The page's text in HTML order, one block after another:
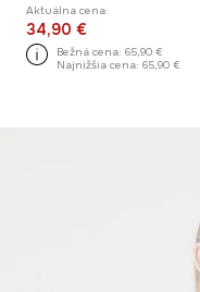
Aktuálna cena:
34,90 €
Bežná cena: 65,90 €
Najnižšia cena: 65,90 €